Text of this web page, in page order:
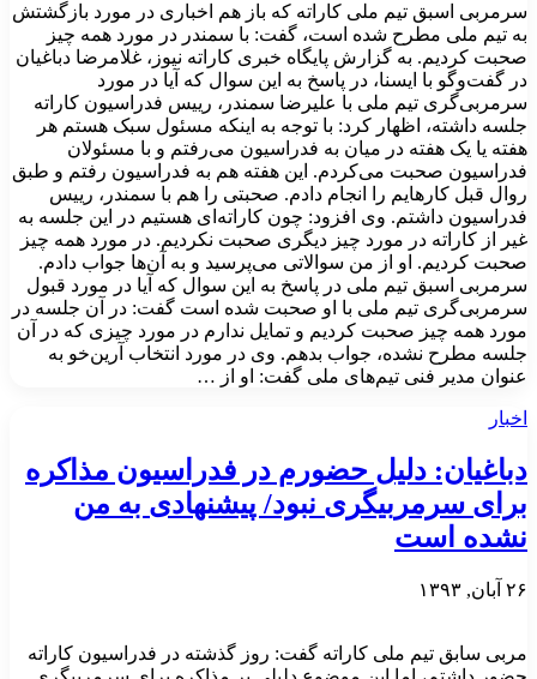
سرمربی اسبق تیم ملی کاراته که باز هم اخباری در مورد بازگشتش
به تیم ملی مطرح شده است، گفت: با سمندر در مورد همه چیز
صحبت کردیم. به گزارش پایگاه خبری کاراته نیوز، غلامرضا دباغیان
در گفت‌وگو با ایسنا، در پاسخ به این سوال که آیا در مورد
سرمربی‌گری تیم ملی با علیرضا سمندر، رییس فدراسیون کاراته
جلسه داشته، اظهار کرد: با توجه به اینکه مسئول سبک هستم هر
هفته یا یک هفته در میان به فدراسیون می‌رفتم و با مسئولان
فدراسیون صحبت می‌کردم. این هفته هم به فدراسیون رفتم و طبق
روال قبل کارهایم را انجام دادم. صحبتی را هم با سمندر، رییس
فدراسیون داشتم. وی افزود: چون کاراته‌ای هستیم در این جلسه به
غیر از کاراته در مورد چیز دیگری صحبت نکردیم. در مورد همه چیز
صحبت کردیم. او از من سوالاتی می‌پرسید و به آن‌ها جواب دادم.
سرمربی اسبق تیم ملی در پاسخ به این سوال که آیا در مورد قبول
سرمربی‌گری تیم ملی با او صحبت شده است گفت: در آن جلسه در
مورد همه چیز صحبت کردیم و تمایل ندارم در مورد چیزی که در آن
جلسه مطرح نشده، جواب بدهم. وی در مورد انتخاب آرین‌خو به
عنوان مدیر فنی تیم‌های ملی گفت: او از …
اخبار
دباغیان: دلیل حضورم در فدراسیون مذاکره
برای سرمربیگری نبود/ پیشنهادی به من
نشده است
۲۶ آبان, ۱۳۹۳
مربی سابق تیم ملی کاراته گفت: روز گذشته در فدراسیون کاراته